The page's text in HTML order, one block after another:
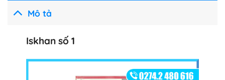
Mô tả
Iskhan số 1